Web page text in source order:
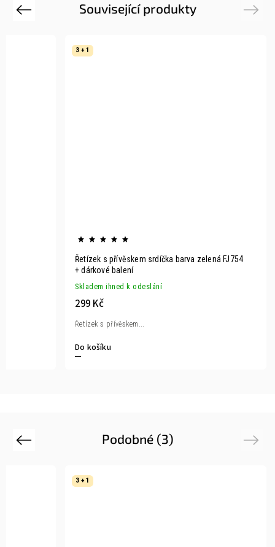
Související produkty
Previous
3 + 1
Řetízek s přívěskem srdíčka barva zelená FJ754
+ dárkové balení
Skladem ihned k odeslání
299 Kč
Do košíku
Řetízek s přívěskem...
Next
Podobné (3)
Previous
3 + 1
Next